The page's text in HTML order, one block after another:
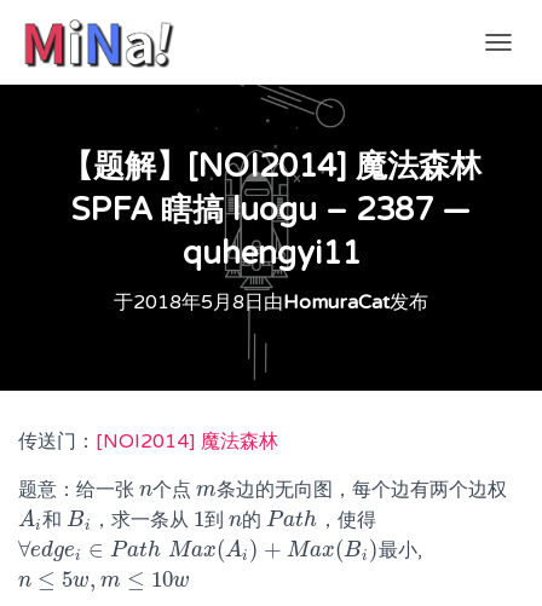
换
【题解】[NOI2014] 魔法森林
SPFA 瞎搞 luogu – 2387 —
quhengyi11
于2018年5月8日 由HomuraCat发布
传送门： [NOI2014] 魔法森林
题意：给一张 n
n个点m
m条边的无向图，每个边有两个边权
Ai
Ai 和Bi
Bi ，求一条从 1
1到n
n的Path
Path ，使得
∀edgei ∈ Path Max(Ai ) + Max(Bi )
∀edgei ∈P athMax(Ai)+Ma x (B ) 最小,
n ≤ 5w, m ≤ 10w
n≤5 w,m≤ 10 w